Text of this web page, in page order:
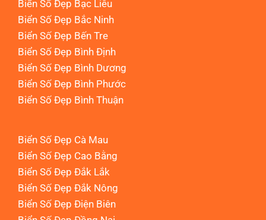
Biển Số Đẹp Bạc Liêu
Biển Số Đẹp Bắc Ninh
Biển Số Đẹp Bến Tre
Biển Số Đẹp Bình Định
Biển Số Đẹp Bình Dương
Biển Số Đẹp Bình Phước
Biển Số Đẹp Bình Thuận
Biển Số Đẹp Cà Mau
Biển Số Đẹp Cao Bằng
Biển Số Đẹp Đắk Lắk
Biển Số Đẹp Đắk Nông
Biển Số Đẹp Điện Biên